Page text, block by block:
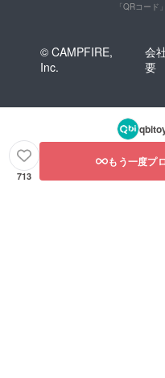
「QRコード
© CAMPFIRE,
Inc.
会
要
713
もう一度プ